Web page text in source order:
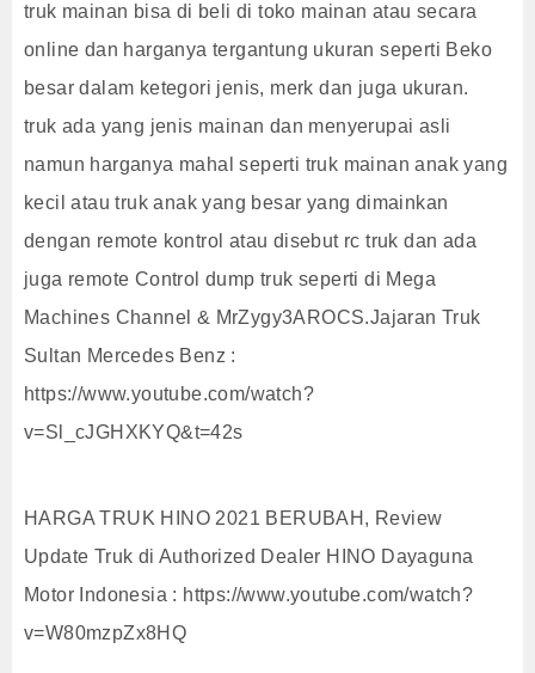
truk mainan bisa di beli di toko mainan atau secara
online dan harganya tergantung ukuran seperti Beko
besar dalam ketegori jenis, merk dan juga ukuran.
truk ada yang jenis mainan dan menyerupai asli
namun harganya mahal seperti truk mainan anak yang
kecil atau truk anak yang besar yang dimainkan
dengan remote kontrol atau disebut rc truk dan ada
juga remote Control dump truk seperti di Mega
Machines Channel & MrZygy3AROCS.Jajaran Truk
Sultan Mercedes Benz :
https://www.youtube.com/watch?
v=Sl_cJGHXKYQ&t=42s
HARGA TRUK HINO 2021 BERUBAH, Review
Update Truk di Authorized Dealer HINO Dayaguna
Motor Indonesia : https://www.youtube.com/watch?
v=W80mzpZx8HQ